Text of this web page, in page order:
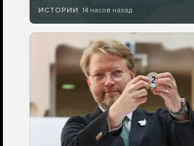
ИСТОРИИ 14 часов назад